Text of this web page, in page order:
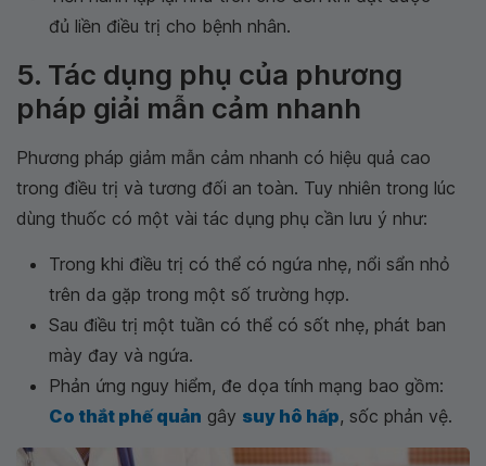
đủ liền điều trị cho bệnh nhân.
5. Tác dụng phụ của phương
pháp giải mẫn cảm nhanh
Phương pháp giảm mẫn cảm nhanh có hiệu quả cao
trong điều trị và tương đối an toàn. Tuy nhiên trong lúc
dùng thuốc có một vài tác dụng phụ cần lưu ý như:
Trong khi điều trị có thể có ngứa nhẹ, nổi sẩn nhỏ
trên da gặp trong một số trường hợp.
Sau điều trị một tuần có thể có sốt nhẹ, phát ban
mày đay và ngứa.
Phản ứng nguy hiểm, đe dọa tính mạng bao gồm:
Co thắt phế quản gây suy hô hấp, sốc phản vệ.